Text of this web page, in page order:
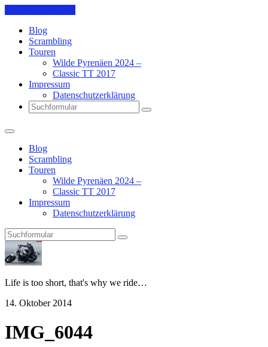
Blog
Scrambling
Touren
Wilde Pyrenäen 2024 –
Classic TT 2017
Impressum
Datenschutzerklärung
Search
Blog
Scrambling
Touren
Wilde Pyrenäen 2024 –
Classic TT 2017
Impressum
Datenschutzerklärung
Search
Pit's
Blog
Life is too short, that's why we ride…
14. Oktober 2014
IMG_6044